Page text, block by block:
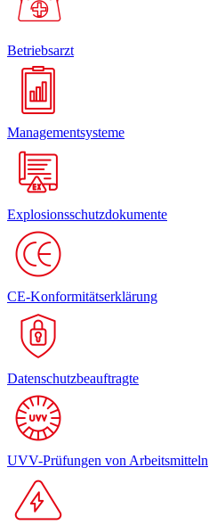
Betriebsarzt
Managementsysteme
Explosionsschutzdokumente
CE-Konformitätserklärung
Datenschutzbeauftragte
UVV-Prüfungen von Arbeitsmitteln